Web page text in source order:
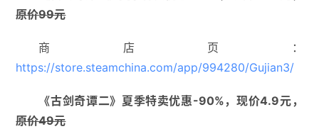
原价99元
商店页：
https://store.steamchina.com/app/994280/Gujian3/
《古剑奇谭二》夏季特卖优惠-90%，现价4.9元，
原价49元